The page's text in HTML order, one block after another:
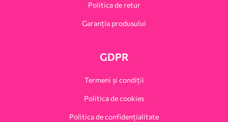
Politica de retur
Garanția produsului
GDPR
Termeni și condiții
Politica de cookies
Politica de confidențialitate